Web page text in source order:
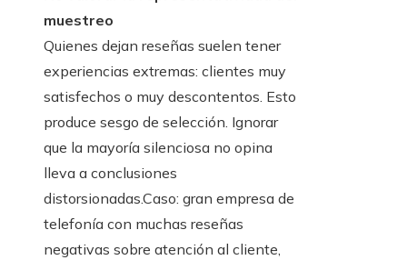
muestreo
Quienes dejan reseñas suelen tener
experiencias extremas: clientes muy
satisfechos o muy descontentos. Esto
produce sesgo de selección. Ignorar
que la mayoría silenciosa no opina
lleva a conclusiones
distorsionadas.Caso: gran empresa de
telefonía con muchas reseñas
negativas sobre atención al cliente,